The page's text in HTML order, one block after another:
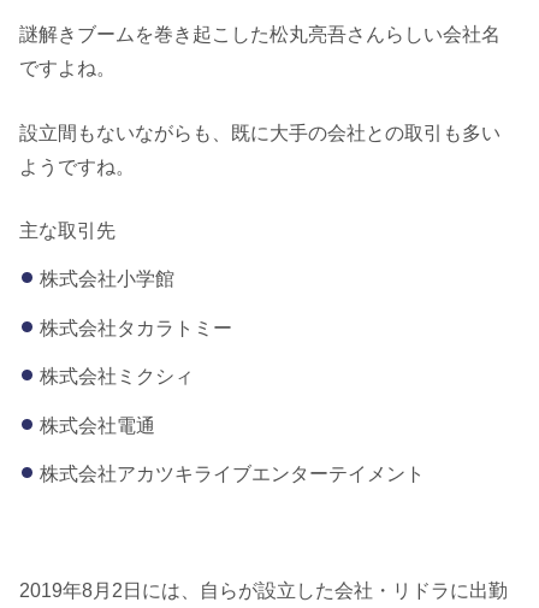
謎解きブームを巻き起こした松丸亮吾さんらしい会社名
ですよね。
設立間もないながらも、既に大手の会社との取引も多い
ようですね。
主な取引先
株式会社小学館
株式会社タカラトミー
株式会社ミクシィ
株式会社電通
株式会社アカツキライブエンターテイメント
2019年8月2日には、自らが設立した会社・リドラに出勤